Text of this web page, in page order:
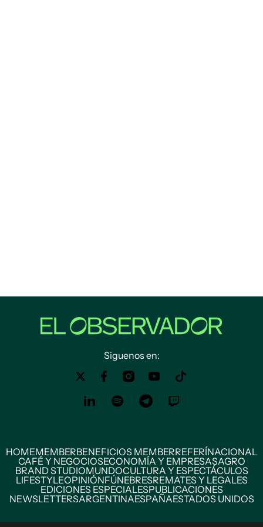
Siguenos en:
HOMEMEMBERBENEFICIOS MEMBERREFERÍNACIONAL
CAFÉ Y NEGOCIOSECONOMÍA Y EMPRESASAGRO
BRAND STUDIOMUNDOCULTURA Y ESPECTÁCULOS
LIFESTYLEOPINIÓNFÚNEBRESREMATES Y LEGALES
EDICIONES ESPECIALESPUBLICACIONES
NEWSLETTERSARGENTINAESPAÑAESTADOS UNIDOS